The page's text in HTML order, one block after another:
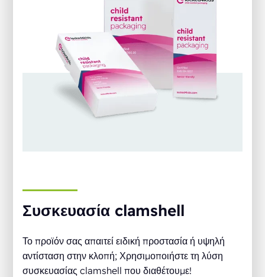
Συσκευασία clamshell
Το προϊόν σας απαιτεί ειδική προστασία ή υψηλή
αντίσταση στην κλοπή; Χρησιμοποιήστε τη λύση
συσκευασίας clamshell που διαθέτουμε!